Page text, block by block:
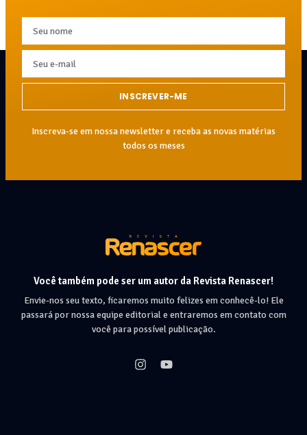
INSCREVER-ME
Inscreva-se em nossa newsletter e receba as novas matérias
todos os meses
Você também pode ser um autor da Revista Renascer!
Envie-nos seu texto, ficaremos muito felizes em conhecê-lo! Ele
passará por nossa equipe editorial e entraremos em contato com
você para possível publicação.